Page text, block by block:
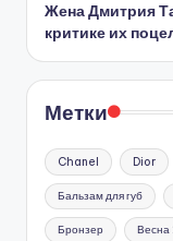
Жена Дмитрия
критике их
Метки
Chanel Dior
Бальзам для губ
Бронзер